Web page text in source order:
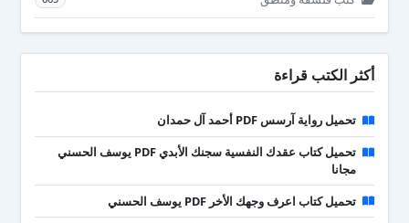
أكثر الكتب قراءة
تحميل رواية آرسس PDF أحمد آل حمدان
تحميل كتاب عقدك النفسية سجنك الأبدي PDF يوسف الحسني
مجانا
تحميل كتاب اعرف وجهك الأخر PDF يوسف الحسني